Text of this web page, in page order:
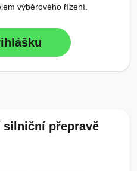
výběrového řízení.
silniční přepravě